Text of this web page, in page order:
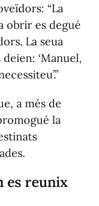
“La
obrir es degué
La seua
‘Manuel,
a més de
la
es reunix